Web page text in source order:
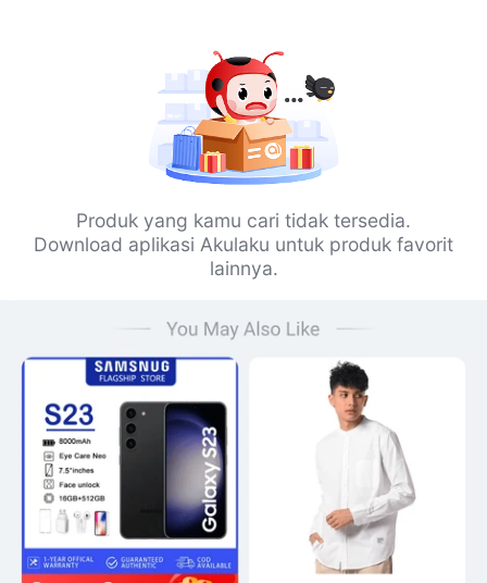
Produk yang kamu cari tidak tersedia.
Download aplikasi Akulaku untuk produk favorit
lainnya.